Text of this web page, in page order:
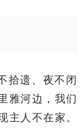
拾遗、夜不闭
雅河边，我们
主人不在家。